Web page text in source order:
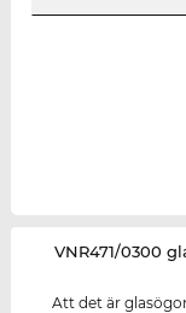
‌VNR471/0300
Att det är